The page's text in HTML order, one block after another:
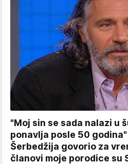
"Moj sin se sada nalazi u
ponavlja posle 50 godina"
Šerbedžija govorio za
članovi moje porodice su